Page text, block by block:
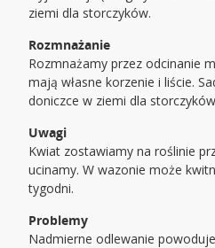
ziemi dla storczyków.
Rozmnażanie
Rozmnażamy przez odcinanie
mają własne korzenie i liście.
doniczce w ziemi dla
Uwagi
Kwiat zostawiamy na roślinie
ucinamy. W wazonie może
tygodni.
Problemy
Nadmierne odlewanie